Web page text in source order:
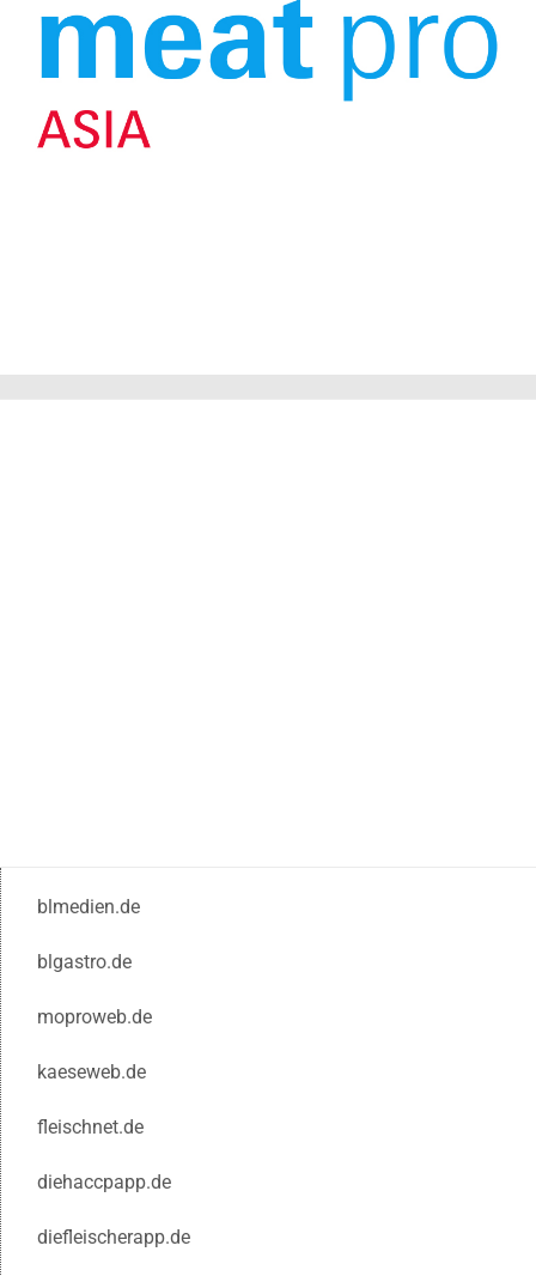
blmedien.de
blgastro.de
moproweb.de
kaeseweb.de
fleischnet.de
diehaccpapp.de
diefleischerapp.de